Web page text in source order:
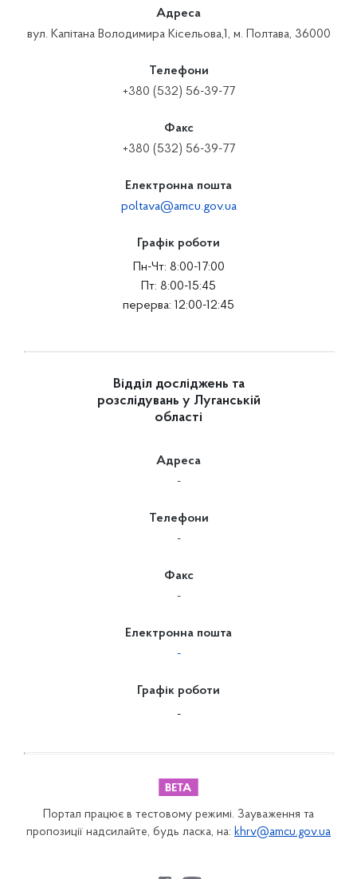
Адреса
вул. Капітана Володимира Кісельова,1, м. Полтава, 36000
Телефони
+380 (532) 56-39-77
Факс
+380 (532) 56-39-77
Електронна пошта
poltava@amcu.gov.ua
Графік роботи
Пн-Чт: 8:00-17:00
Пт: 8:00-15:45
перерва: 12:00-12:45
Відділ досліджень та
розслідувань у Луганській
області
Адреса
-
Телефони
-
Факс
-
Електронна пошта
-
Графік роботи
-
Портал працює в тестовому режимі. Зауваження та
пропозиції надсилайте, будь ласка, на: khrv@amcu.gov.ua